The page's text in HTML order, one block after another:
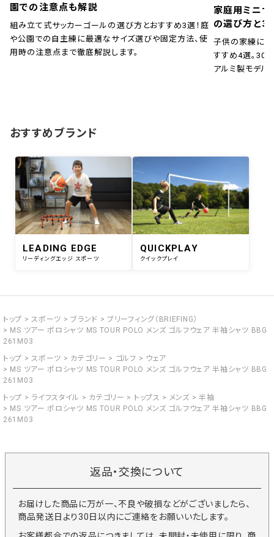
園での注意点も解説
組み立て式サッカーゴールの選び方とおすすめ3選！庭
や公園での自主練に最適なサイズ選びや固定方法、使
用時の注意点まで徹底解説します。
家庭用ミニサ
の選び方と
子供の家練に！
すすめ4選。30
アルミ製モデル
おすすめブランド
LEADING EDGE
リーディングエッジ スポーツ
QUICKPLAY
クイックプレイ
トップ スポーツ ブランド
ブリーフィング（BRIEFING）
MS ツアー ポロシャツ MS TOUR POLO メンズ ゴルフウェア 半袖シャツ BBG
261M03
トップ
スポーツ カテゴリー ゴルフ
ウェア
MS ツアー ポロシャツ MS TOUR POLO メンズ ゴルフウェア 半袖シャツ BBG
261M03
トップ
ライフスタイル カテゴリー トップス メンズ
半袖
MS ツアー ポロシャツ MS TOUR POLO メンズ ゴルフウェア 半袖シャツ BBG
261M03
返品・交換について
お届けした商品に万が一、不良や破損などがございましたら、
商品発送日より30日以内にご連絡をお願いいたします。